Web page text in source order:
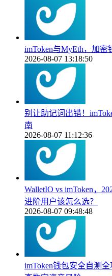
imToken与MyEth，加
2026-08-07 13:18:50
别让助记词出错！
南
2026-08-07 11:12:36
WalletIO vs imToken，
进阶用户该怎么选？
2026-08-07 09:48:48
imToken钱包安全自测